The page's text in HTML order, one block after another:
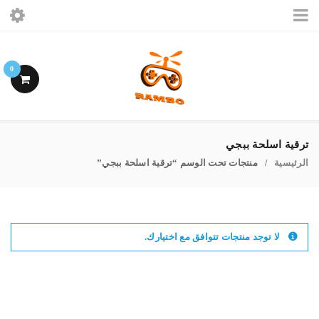
الرئيسيه
ببجى موبايل
0
ترقية اسلحة ببجي
الرئيسية / منتجات تحت الوسم “ترقية اسلحة ببجي”
لا توجد منتجات تتوافق مع اختيارك.